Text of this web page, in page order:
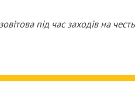
під час заходів на